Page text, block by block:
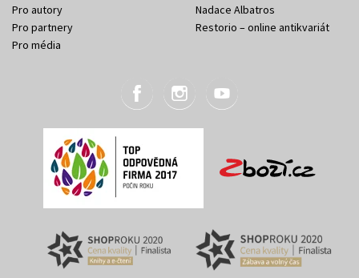
Pro autory
Pro partnery
Pro média
Nadace Albatros
Restorio – online antikvariát